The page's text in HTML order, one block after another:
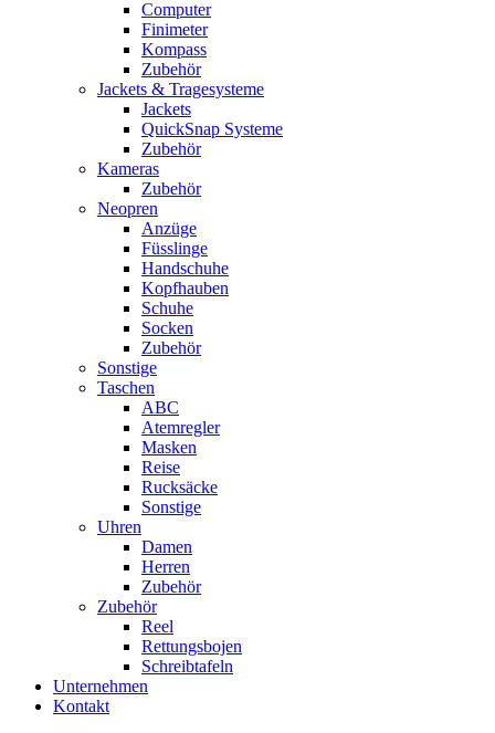
Computer
Finimeter
Kompass
Zubehör
Jackets & Tragesysteme
Jackets
QuickSnap Systeme
Zubehör
Kameras
Zubehör
Neopren
Anzüge
Füsslinge
Handschuhe
Kopfhauben
Schuhe
Socken
Zubehör
Sonstige
Taschen
ABC
Atemregler
Masken
Reise
Rucksäcke
Sonstige
Uhren
Damen
Herren
Zubehör
Zubehör
Reel
Rettungsbojen
Schreibtafeln
Unternehmen
Kontakt